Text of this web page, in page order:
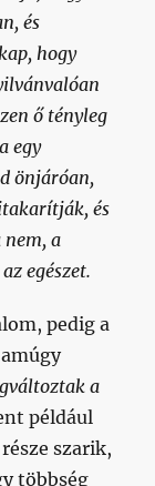
és
hogy
ő tényleg
egy
önjáróan,
és
nem, a
egészet.
pedig a
a
például
szarik,
többség